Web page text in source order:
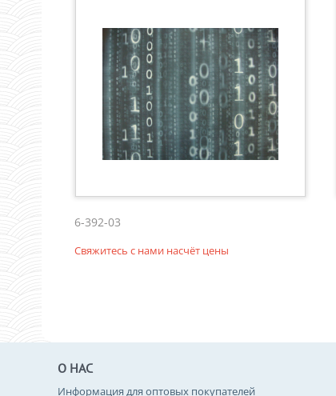
6-392-03
Свяжитесь с нами насчёт цены
О НАС
Информация для оптовых покупателей